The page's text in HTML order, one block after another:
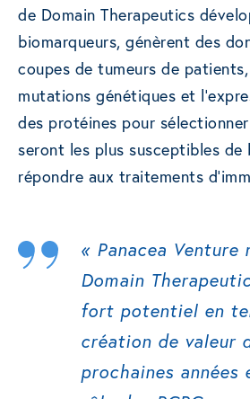
de Domain Therapeutics
biomarqueurs, génèrent des
coupes de tumeurs de
mutations génétiques et
des protéines pour
seront les plus susceptibles
répondre aux traitements
« Panacea Venture
Domain
fort potentiel en
création de valeur
prochaines